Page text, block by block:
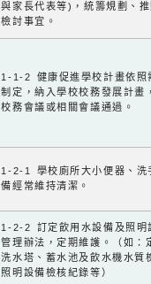
與家長代表等)，統籌規劃、
檢討事宜。
1-1-2 健康促進學校計畫依照
制定，納入學校校務發展計畫
校務會議或相關會議通過。
1-2-1 學校廁所大小便器、洗
備經常維持清潔。
1-2-2 訂定飲用水設備及照明
管理辦法，定期維護。（如：
洗水塔、蓄水池及飲水機水質
照明設備檢核紀錄等）